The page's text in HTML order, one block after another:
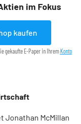
im Fokus
kaufen
gekaufte E-Paper in Ihrem Konto
Jonathan McMillan